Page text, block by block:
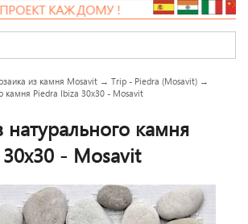
КАЖДОМУ !
из камня Mosavit → Trip - Piedra (Mosavit) →
камня Piedra Ibiza 30x30 - Mosavit
камня
- Mosavit